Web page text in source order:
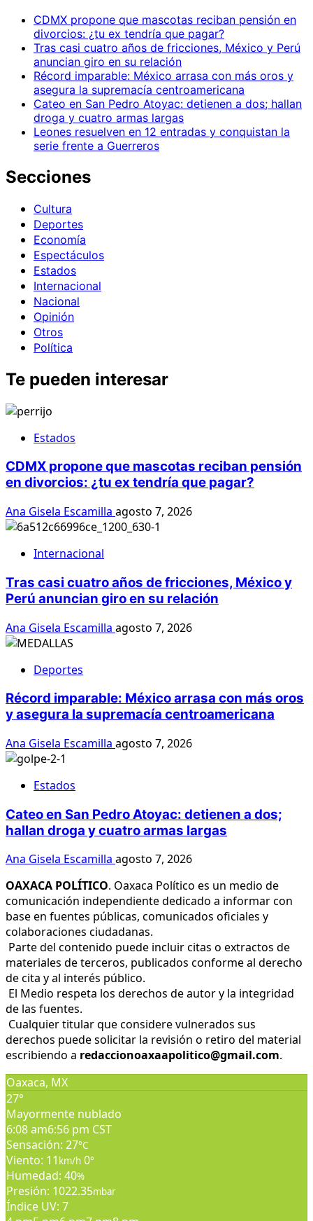
CDMX propone que mascotas reciban pensión en
divorcios: ¿tu ex tendría que pagar?
Tras casi cuatro años de fricciones, México y Perú
anuncian giro en su relación
Récord imparable: México arrasa con más oros y
asegura la supremacía centroamericana
Cateo en San Pedro Atoyac: detienen a dos; hallan
droga y cuatro armas largas
Leones resuelven en 12 entradas y conquistan la
serie frente a Guerreros
Secciones
Cultura
Deportes
Economía
Espectáculos
Estados
Internacional
Nacional
Opinión
Otros
Política
Te pueden interesar
Estados
CDMX propone que mascotas reciban pensión
en divorcios: ¿tu ex tendría que pagar?
Ana Gisela Escamilla agosto 7, 2026
Internacional
Tras casi cuatro años de fricciones, México y
Perú anuncian giro en su relación
Ana Gisela Escamilla agosto 7, 2026
Deportes
Récord imparable: México arrasa con más oros
y asegura la supremacía centroamericana
Ana Gisela Escamilla agosto 7, 2026
Estados
Cateo en San Pedro Atoyac: detienen a dos;
hallan droga y cuatro armas largas
Ana Gisela Escamilla agosto 7, 2026
OAXACA POLÍTICO. Oaxaca Político es un medio de
comunicación independiente dedicado a informar con
base en fuentes públicas, comunicados oficiales y
colaboraciones ciudadanas.
Parte del contenido puede incluir citas o extractos de
materiales de terceros, publicados conforme al derecho
de cita y al interés público.
El Medio respeta los derechos de autor y la integridad
de las fuentes.
Cualquier titular que considere vulnerados sus
derechos puede solicitar la revisión o retiro del material
escribiendo a redaccionoaxaapolitico@gmail.com.
Oaxaca, MX
27°
Mayormente nublado
6:08 am6:56 pm CST
Sensación: 27°C
Viento: 11 km/h 0°
Humedad: 40%
Presión: 1022.35mbar
Índice UV: 7